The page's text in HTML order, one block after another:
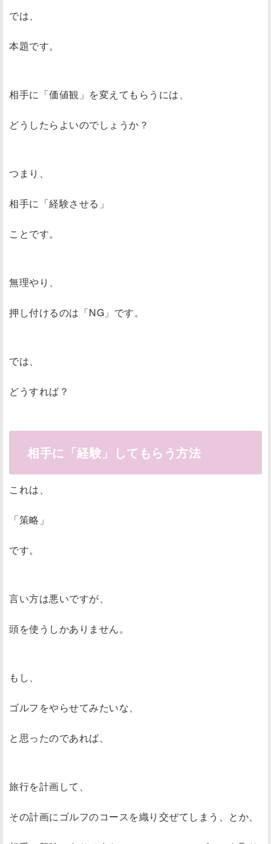
では、
本題です。
相手に「価値観」を変えてもらうには、
どうしたらよいのでしょうか？
つまり、
相手に「経験させる」
ことです。
無理やり、
押し付けるのは「NG」です。
では、
どうすれば？
相手に「経験」してもらう方法
これは、
「策略」
です。
言い方は悪いですが、
頭を使うしかありません。
もし、
ゴルフをやらせてみたいな、
と思ったのであれば、
旅行を計画して、
その計画にゴルフのコースを織り交ぜてしまう、とか、